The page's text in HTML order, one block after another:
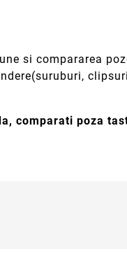
si compararea
comparati poza